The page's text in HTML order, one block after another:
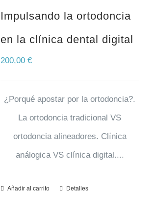
Impulsando la ortodoncia
en la clínica dental digital
200,00 €
¿Porqué apostar por la ortodoncia?.
La ortodoncia tradicional VS
ortodoncia alineadores. Clínica
análogica VS clínica digital....
Añadir al carrito Detalles